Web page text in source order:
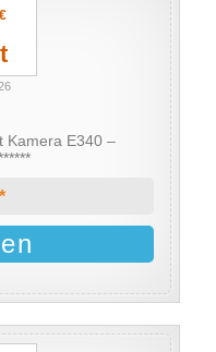
€
Kamera E340 –